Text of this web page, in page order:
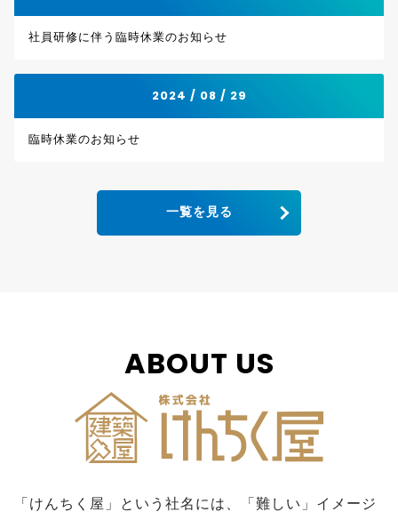
社員研修に伴う臨時休業のお知らせ
2024 / 08 / 29
臨時休業のお知らせ
一覧を見る
ABOUT US
「けんちく屋」という社名には、「難しい」イメージ